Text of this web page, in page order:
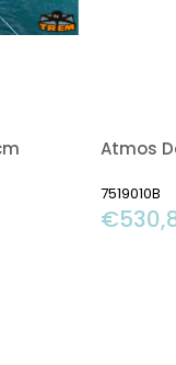
Atmos
7519010B